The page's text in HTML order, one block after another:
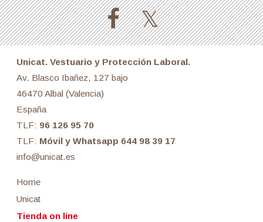
Unicat. Vestuario y Protección Laboral.
Av. Blasco Ibañez, 127 bajo
46470 Albal (Valencia)
España
TLF: 96 126 95 70
TLF: Móvil y Whatsapp 644 98 39 17
info@unicat.es
Home
Unicat
Tienda on line